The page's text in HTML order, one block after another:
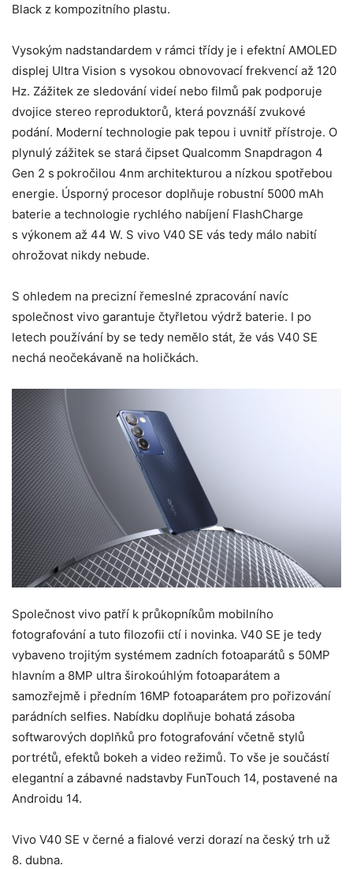
Black z kompozitního plastu.
Vysokým nadstandardem v rámci třídy je i efektní AMOLED
displej Ultra Vision s vysokou obnovovací frekvencí až 120
Hz. Zážitek ze sledování videí nebo filmů pak podporuje
dvojice stereo reproduktorů, která povznáší zvukové
podání. Moderní technologie pak tepou i uvnitř přístroje. O
plynulý zážitek se stará čipset Qualcomm Snapdragon 4
Gen 2 s pokročilou 4nm architekturou a nízkou spotřebou
energie. Úsporný procesor doplňuje robustní 5000 mAh
baterie a technologie rychlého nabíjení FlashCharge
s výkonem až 44 W. S vivo V40 SE vás tedy málo nabití
ohrožovat nikdy nebude.
S ohledem na precizní řemeslné zpracování navíc
společnost vivo garantuje čtyřletou výdrž baterie. I po
letech používání by se tedy nemělo stát, že vás V40 SE
nechá neočekávaně na holičkách.
Společnost vivo patří k průkopníkům mobilního
fotografování a tuto filozofii ctí i novinka. V40 SE je tedy
vybaveno trojitým systémem zadních fotoaparátů s 50MP
hlavním a 8MP ultra širokoúhlým fotoaparátem a
samozřejmě i předním 16MP fotoaparátem pro pořizování
parádních selfies. Nabídku doplňuje bohatá zásoba
softwarových doplňků pro fotografování včetně stylů
portrétů, efektů bokeh a video režimů. To vše je součástí
elegantní a zábavné nadstavby FunTouch 14, postavené na
Androidu 14.
Vivo V40 SE v černé a fialové verzi dorazí na český trh už
8. dubna.